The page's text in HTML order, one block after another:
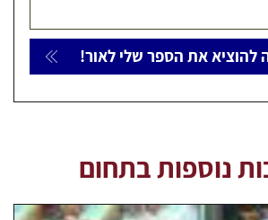
נוספות בתחום